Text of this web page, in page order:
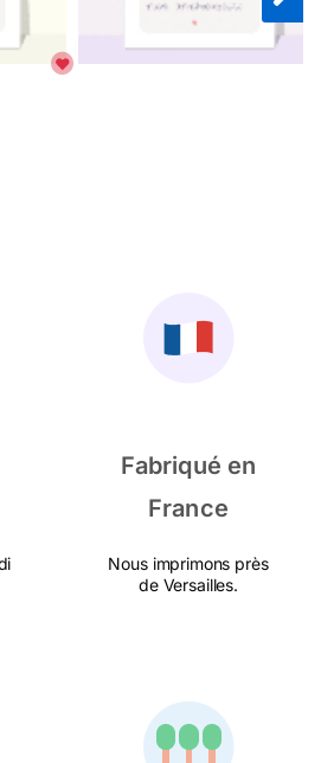
Fabriqué en
France
Nous imprimons près
de Versailles.